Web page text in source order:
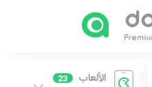
الألعاب 23